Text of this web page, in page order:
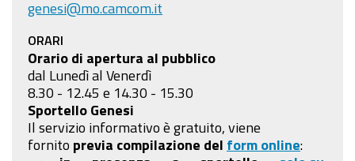
genesi@mo.camcom.it
ORARI
Orario di apertura al pubblico
dal Lunedì al Venerdì
8.30 - 12.45 e 14.30 - 15.30
Sportello Genesi
Il servizio informativo è gratuito, viene
fornito previa compilazione del form online: